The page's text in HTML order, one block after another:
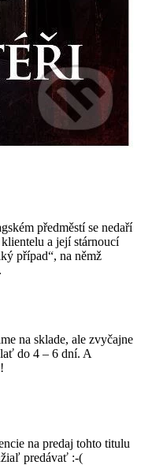
předměstí se nedaří
a její stárnoucí
případ“, na němž
na sklade, ale zvyčajne
do 4 – 6 dní. A
na predaj tohto titulu
predávať :-(